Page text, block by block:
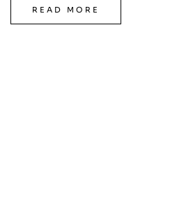
READ MORE